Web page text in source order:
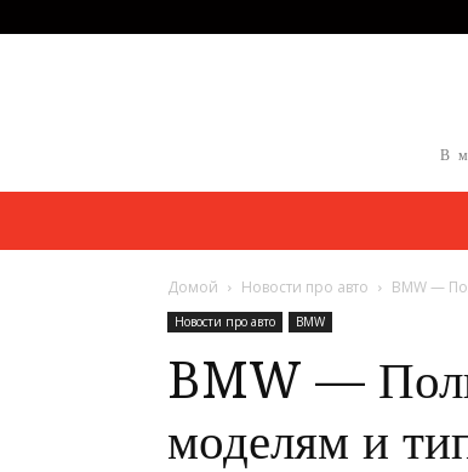
В
Домой Новости про авто BMW —
Новости про авто BMW
BMW —
моделям и